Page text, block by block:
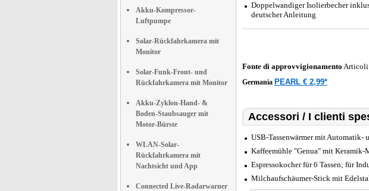
Akku-Kompressor-
Luftpumpe
Solar-Rückfahrkamera mit
Monitor
Solar-Funk-Front- und
Rückfahrkamera mit Monitor
Akku-Zyklon-Hand- &
Boden-Staubsauger mit
Motor-Bürste
WLAN-Solar-
Rückfahrkamera mit
Nachtsicht und App
Connected Live-Radarwarner
Doppelwandiger Isolierbecher
deutscher Anleitung
Fonte di approvvigionamento Articoli
Germania PEARL € 2,99*
Accessori / I clienti
USB-Tassenwärmer mit Automatik-
Kaffeemühle "Genua" mit Keramik-
Espressokocher für 6 Tassen; für
Milchaufschäumer-Stick mit